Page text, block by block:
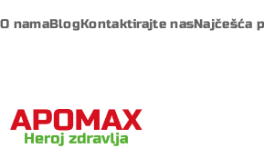
O namaBlogKontaktirajte nasNajčešća